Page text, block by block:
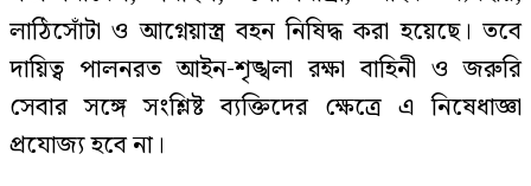
লাঠিসোঁটা ও আগ্নেয়াস্ত্র বহন নিষিদ্ধ করা হয়েছে। তবে
দায়িত্ব পালনরত আইন-শৃঙ্খলা রক্ষা বাহিনী ও জরুরি
সেবার সঙ্গে সংশ্লিষ্ট ব্যক্তিদের ক্ষেত্রে এ নিষেধাজ্ঞা
প্রযোজ্য হবে না।